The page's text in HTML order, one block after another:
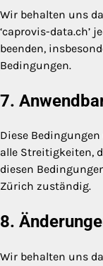
Wir behalten uns
‘caprovis-data.ch’
beenden,
Bedingungen.
7.
Diese
alle Streitigkeiten,
diesen
Zürich zuständig.
8.
Wir behalten uns